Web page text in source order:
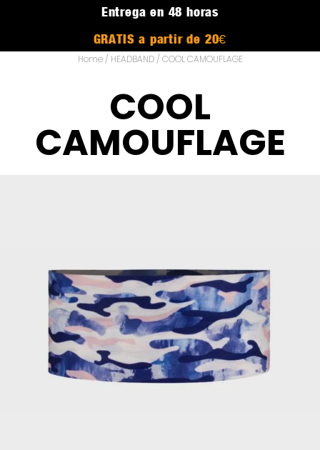
Entrega en 48 horas
GRATIS a partir de 20€
Home/ HEADBAND/ COOL CAMOUFLAGE
COOL
CAMOUFLAGE